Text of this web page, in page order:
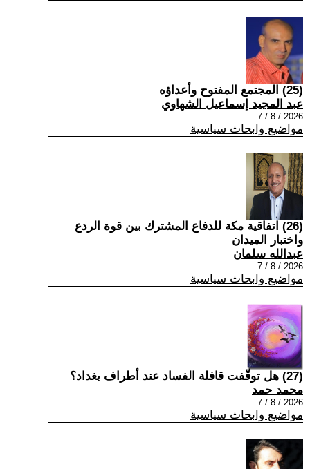
(25) المجتمع المفتوح وأعداؤه
عبد المجيد إسماعيل الشهاوي
2026 / 8 / 7
مواضيع وابحاث سياسية
(26) اتفاقية مكة للدفاع المشترك بين قوة الردع
واختبار الميدان
عبدالله سلمان
2026 / 8 / 7
مواضيع وابحاث سياسية
(27) هل توقّفت قافلة الفساد عند أطراف بغداد؟
محمد حمد
2026 / 8 / 7
مواضيع وابحاث سياسية